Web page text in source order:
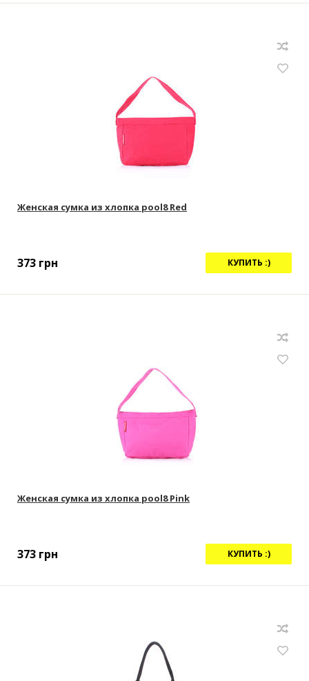
Женская сумка из хлопка pool8 Red
373 грн КУПИТЬ :)
Женская сумка из хлопка pool8 Pink
373 грн КУПИТЬ :)